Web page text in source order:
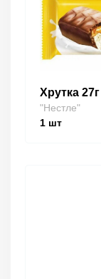
Хрутка 27г
"Нестле"
1 шт